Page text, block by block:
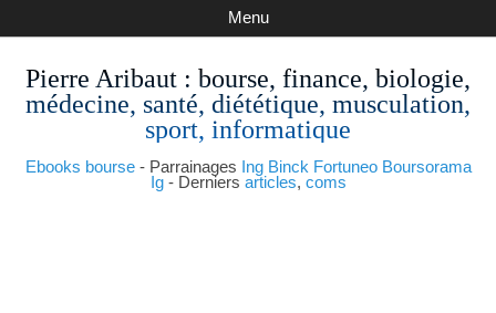
Pierre Aribaut : bourse, finance, biologie,
médecine, santé, diététique, musculation,
sport, informatique
Ebooks bourse- Parrainages Ing Binck Fortuneo Boursorama
Ig- Derniers articles, coms
Menu